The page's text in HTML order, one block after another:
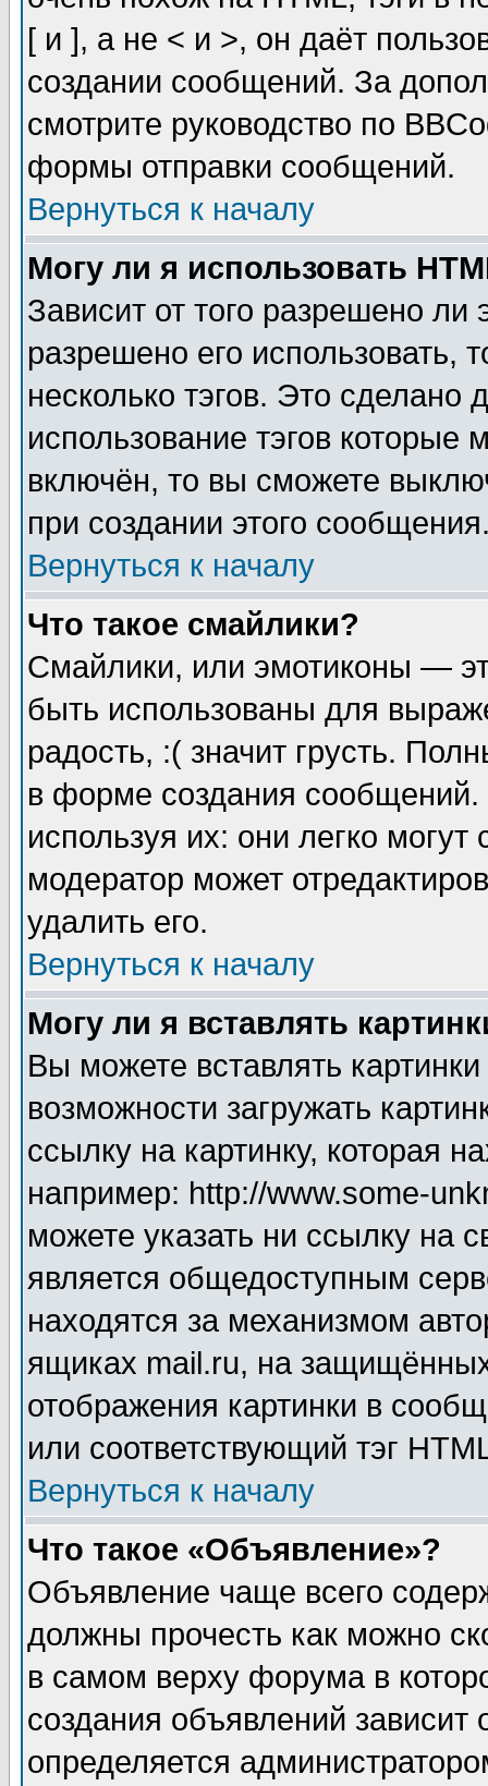
[ и ], а не < и >, он даёт
создании сообщений. За
смотрите руководство по
формы отправки сообщений.
Вернуться к началу
Могу ли я использовать
Зависит от того разрешено
разрешено его использовать,
несколько тэгов. Это сделано
использование тэгов
включён, то вы сможете
при создании этого
Вернуться к началу
Что такое смайлики?
Смайлики, или эмотиконы —
быть использованы для
радость, :( значит грусть.
в форме создания сообщений.
используя их: они легко
модератор может
удалить его.
Вернуться к началу
Могу ли я вставлять
Вы можете вставлять
возможности загружать
ссылку на картинку, которая
например: http://www.some-
можете указать ни ссылку на
является общедоступным
находятся за механизмом
ящиках mail.ru, на
отображения картинки в
или соответствующий тэг
Вернуться к началу
Что такое «Объявление»?
Объявление чаще всего
должны прочесть как можно
в самом верху форума в
создания объявлений зависит
определяется